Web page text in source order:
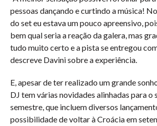
pessoas dançando e curtindo a música!
do set eu estava um pouco apreensivo,
bem qual seria a reação da galera, mas
tudo muito certo e a pista se entregou
descreve Davini sobre a experiência.
E, apesar de ter realizado um grande
DJ tem várias novidades alinhadas para o
semestre, que incluem diversos
possibilidade de voltar à Croácia em